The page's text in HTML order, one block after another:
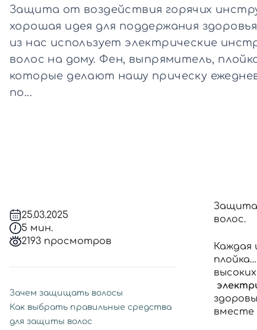
Все
Защита от воздействия горячих
хорошая идея для поддержания
из нас использует электрические
волос на дому. Фен, выпрямитель,
которые делают нашу прическу
по...
25.03.2025
5 мин.
2193 просмотров
Зачем защищать волосы
Как выбрать правильные средства
для защиты волос
Защита
волос.
Каждая
вместе